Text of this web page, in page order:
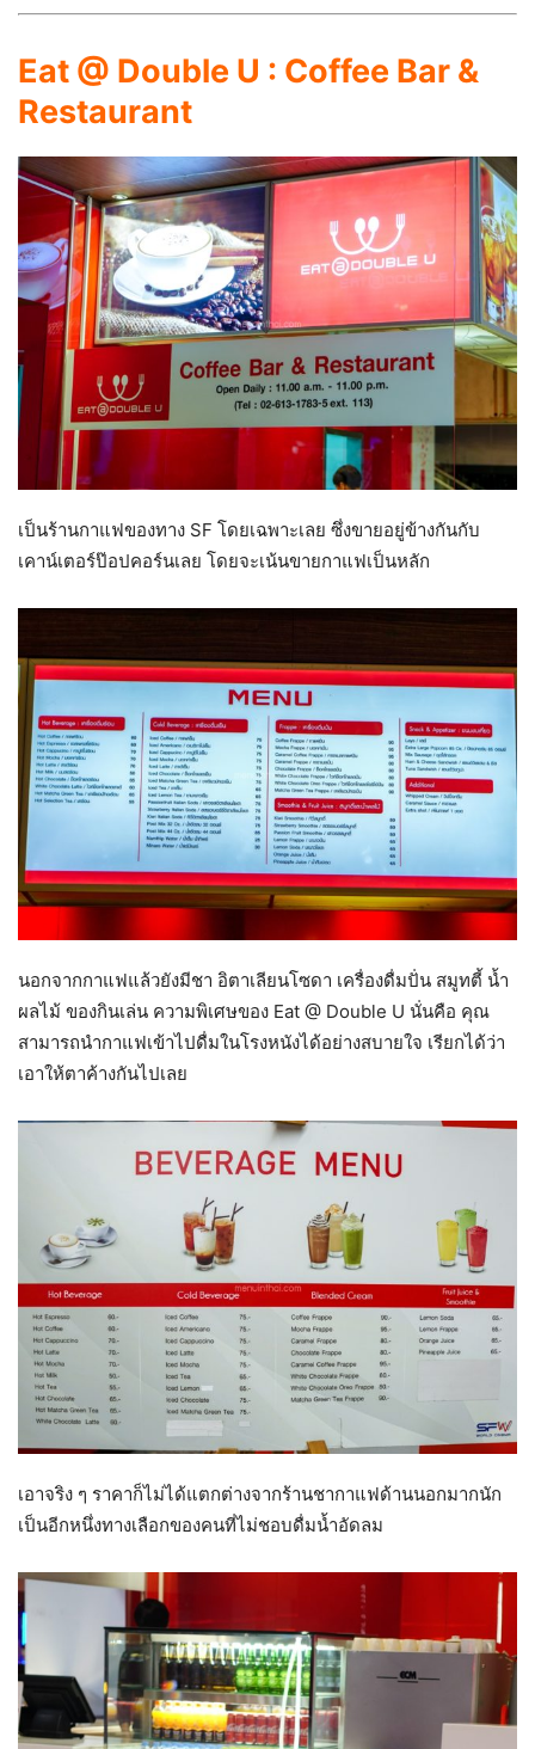
Eat @ Double U : Coffee Bar &
Restaurant
เป็นร้านกาแฟของทาง SF โดยเฉพาะเลย ซึ่งขายอยู่ข้างกันกับ
เคาน์เตอร์ป๊อปคอร์นเลย โดยจะเน้นขายกาแฟเป็นหลัก
นอกจากกาแฟแล้วยังมีชา อิตาเลียนโซดา เครื่องดื่มปั่น สมูทตี้ น้ำ
ผลไม้ ของกินเล่น ความพิเศษของ Eat @ Double U นั่นคือ คุณ
สามารถนำกาแฟเข้าไปดื่มในโรงหนังได้อย่างสบายใจ เรียกได้ว่า
เอาให้ตาค้างกันไปเลย
เอาจริง ๆ ราคาก็ไม่ได้แตกต่างจากร้านชากาแฟด้านนอกมากนัก
เป็นอีกหนึ่งทางเลือกของคนที่ไม่ชอบดื่มน้ำอัดลม